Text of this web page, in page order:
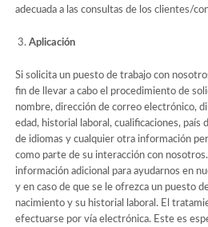
adecuada a las consultas de los clientes/
Aplicación
Si solicita un puesto de trabajo con
fin de llevar a cabo el procedimiento de
nombre, dirección de correo electrónico,
edad, historial laboral, cualificaciones, país
de idiomas y cualquier otra información
como parte de su interacción con
información adicional para ayudarnos en
y en caso de que se le ofrezca un puesto
nacimiento y su historial laboral. El
efectuarse por vía electrónica. Este es